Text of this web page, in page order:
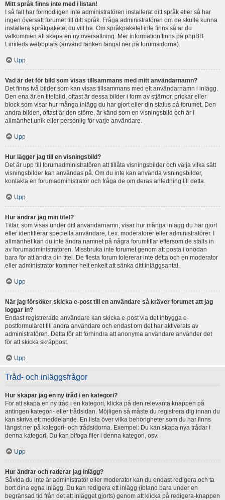
Mitt språk finns inte med i listan!
I så fall har förmodligen inte administratören installerat ditt språk eller så har
ingen översatt forumet till ditt språk. Fråga administratören om de skulle kunna
installera språkpaketet du vill ha. Om språkpaketet inte finns så är du
välkommen att skapa en ny översättning. Mer information finns på phpBB
Limiteds webbplats (använd länken längst ner på forumsidorna).
Upp
Vad är det för bild som visas tillsammans med mitt användarnamn?
Det finns två bilder som kan visas tillsammans med ett användarnamn i inlägg.
Den ena är en titelbild, oftast är dessa bilder i form av stjärnor, prickar eller
block som visar hur många inlägg du har gjort eller din status på forumet. Den
andra bilden, oftast är den större, är känd som en visningsbild och är i
allmänhet unik eller personlig för varje användare.
Upp
Hur lägger jag till en visningsbild?
Det är upp till forumadministratören att tillåta visningsbilder och välja vilka sätt
visningsbilder kan användas på. Om du inte kan använda visningsbilder,
kontakta en forumadministratör och fråga de om deras anledning till detta.
Upp
Hur ändrar jag min titel?
Titlar, som visas under ditt användarnamn, visar hur många inlägg du har gjort
eller identifierar speciella användare, t.ex. moderatorer eller administratörer. I
allmänhet kan du inte ändra namnet på några forumtitlar eftersom de ställs in
av forumadministratören. Missbruka inte forumet genom att posta i onödan
bara för att ändra din titel. De flesta forum tolererar inte detta och en moderator
eller administratör kommer helt enkelt att sänka ditt inläggsantal.
Upp
När jag försöker skicka e-post till en användare så kräver forumet att jag
loggar in?
Endast registrerade användare kan skicka e-post via det inbygga e-
postformuläret till andra användare och endast om det har aktiverats av
administratören. Detta för att förhindra att anonyma användare använder det
för att skicka skräppost.
Upp
Tråd- och inläggsfrågor
Hur skapar jag en ny tråd i en kategori?
För att skapa en ny tråd i en kategori, klicka på den relevanta knappen på
antingen kategori- eller trådsidan. Möjligen så måste du registrera dig innan du
kan skriva ett meddelande. En lista över vilka behörigheter som du har finns
längst ner på kategori- och trådsidorna. Exempel: Du kan skapa nya trådar i
denna kategori, Du kan bifoga filer i denna kategori, osv.
Upp
Hur ändrar och raderar jag inlägg?
Såvida du inte är administratör eller moderator kan du endast redigera och ta
bort dina egna inlägg. Du kan redigera ett inlägg (ibland bara under en
begränsad tid från det att inlägget gjorts) genom att klicka på redigera-knappen